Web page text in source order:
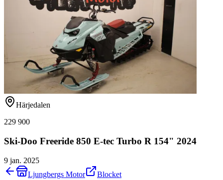
Härjedalen
229 900
Ski-Doo Freeride 850 E-tec Turbo R 154" 2024
9 jan. 2025
Ljungbergs Motor
Blocket